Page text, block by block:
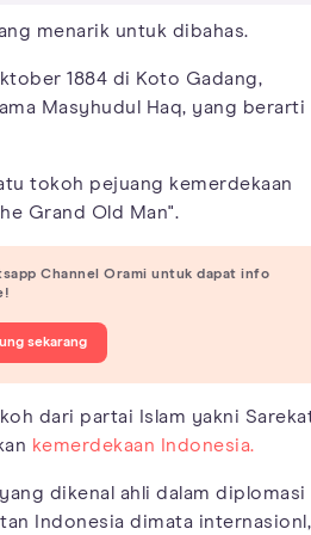
menarik untuk dibahas.
1884 di Koto Gadang,
Masyhudul Haq, yang berarti
tokoh pejuang kemerdekaan
Grand Old Man".
Channel Orami untuk dapat info
sekarang
dari partai Islam yakni
kemerdekaan Indonesia.
dikenal ahli dalam diplomasi
Indonesia dimata internasionl,